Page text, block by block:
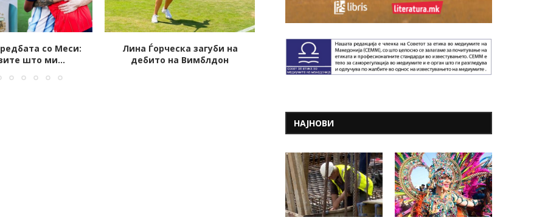
загуби на
на Вимблдон
Уапсен Илчо Ѓорѓиоски,
поранешниот претседател на
Авионот со македонските
репрезентативци итно се
врати во...
РЕЗУЛТАТ ЗА
првпат еден маратон
НАЈНОВИ